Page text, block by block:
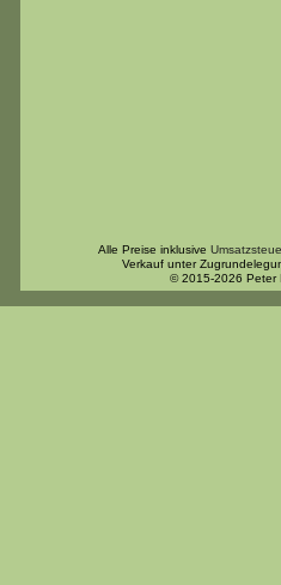
Alle Preise inklusive
Verkauf unter
© 2015-2026 Peter